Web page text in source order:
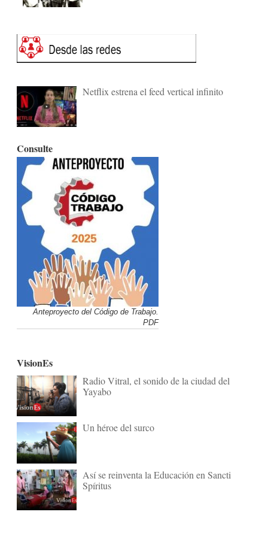
Netflix estrena el feed vertical infinito
Consulte
Anteproyecto del Código de Trabajo.
PDF
VisionEs
Radio Vitral, el sonido de la ciudad del
Yayabo
Un héroe del surco
Así se reinventa la Educación en Sancti
Spíritus